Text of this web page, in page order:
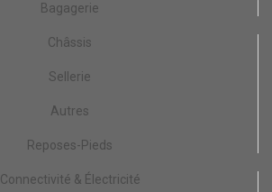
Bagagerie
Châssis
Sellerie
Autres
Reposes-Pieds
Connectivité & Électricité